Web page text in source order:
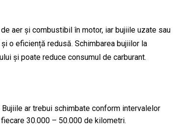
aer și combustibil în motor, iar bujiile uzate sau
o eficiență redusă. Schimbarea bujiilor la
și poate reduce consumul de carburant.
Bujiile ar trebui schimbate conform intervalelor
30.000 – 50.000 de kilometri.